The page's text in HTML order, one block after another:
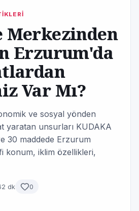
Merkezinden
Erzurum'da
Var Mı?
ve sosyal yönden
yaratan unsurları KUDAKA
30 maddede Erzurum
konum, iklim özellikleri,
2 dk 0